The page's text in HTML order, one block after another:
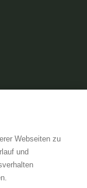
Webseiten zu
und